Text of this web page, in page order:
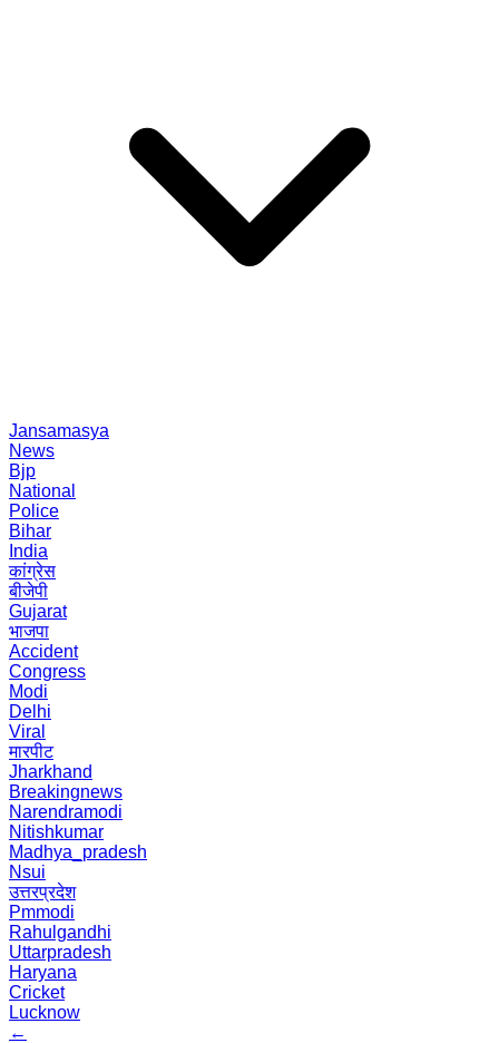
Jansamasya
News
Bjp
National
Police
Bihar
India
कांग्रेस
बीजेपी
Gujarat
भाजपा
Accident
Congress
Modi
Delhi
Viral
मारपीट
Jharkhand
Breakingnews
Narendramodi
Nitishkumar
Madhya_pradesh
Nsui
उत्तरप्रदेश
Pmmodi
Rahulgandhi
Uttarpradesh
Haryana
Cricket
Lucknow
←